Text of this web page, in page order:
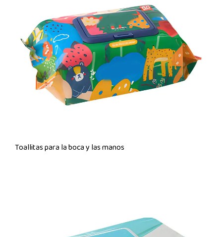
Toallitas para la boca y las manos